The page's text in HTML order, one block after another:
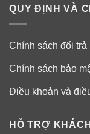
QUY ĐỊNH VÀ
Chính sách đổi trả
Chính sách bảo
Điều khoản và
HỖ TRỢ